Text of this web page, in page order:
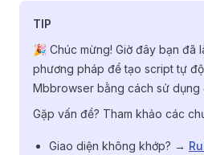
TIP
🎉 Chúc mừng! Giờ đây bạn đã
phương pháp để tạo script tự
Mbbrowser bằng cách sử dụng
Gặp vấn đề? Tham khảo các
Giao diện không khớp? →